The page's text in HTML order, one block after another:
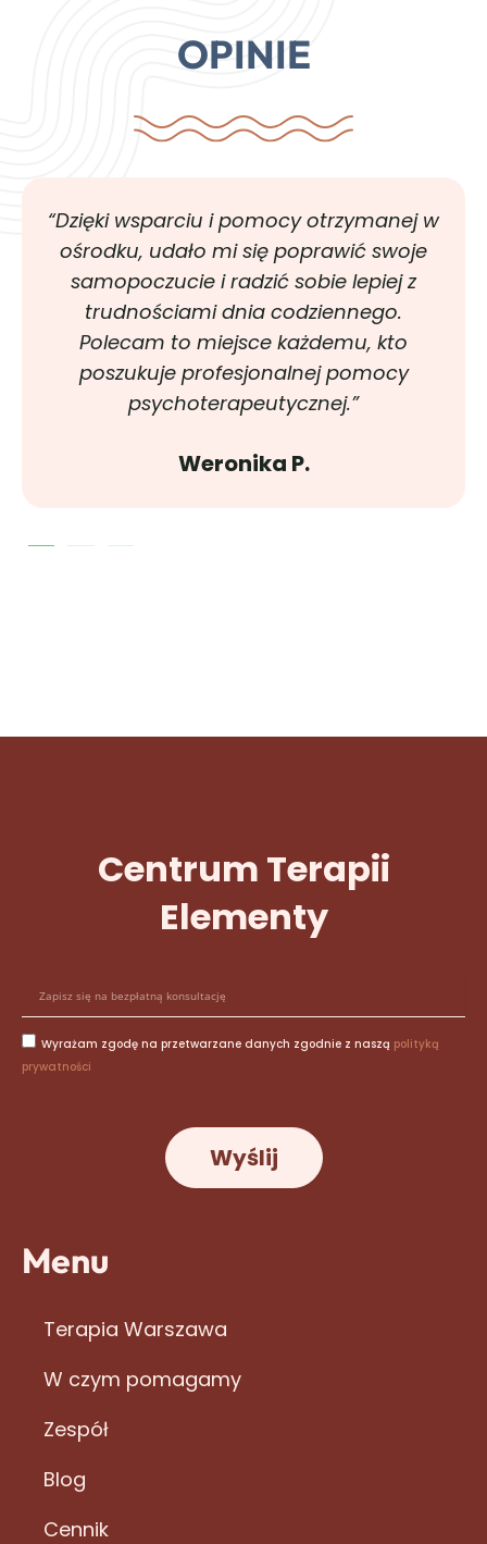
OPINIE
“Dzięki wsparciu i pomocy otrzymanej w
ośrodku, udało mi się poprawić swoje
samopoczucie i radzić sobie lepiej z
trudnościami dnia codziennego.
Polecam to miejsce każdemu, kto
poszukuje profesjonalnej pomocy
psychoterapeutycznej.”
Weronika P.
Centrum Terapii
Elementy
a
i
Wyrażam zgodę na przetwarzane danych zgodnie z naszą polityką
prywatności
Wyślij
Menu
Terapia Warszawa
W czym pomagamy
Zespół
Blog
Cennik